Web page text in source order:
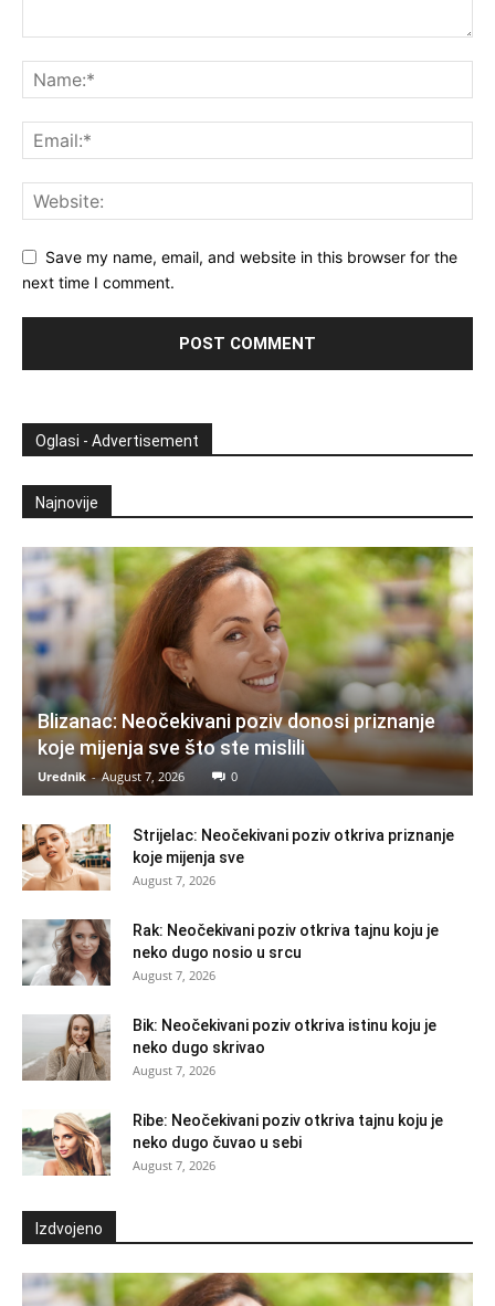
Save my name, email, and website in this browser for the
next time I comment.
Oglasi - Advertisement
Najnovije
Blizanac: Neočekivani poziv donosi priznanje
koje mijenja sve što ste mislili
Urednik - August 7, 2026 0
Strijelac: Neočekivani poziv otkriva priznanje
koje mijenja sve
August 7, 2026
Rak: Neočekivani poziv otkriva tajnu koju je
neko dugo nosio u srcu
August 7, 2026
Bik: Neočekivani poziv otkriva istinu koju je
neko dugo skrivao
August 7, 2026
Ribe: Neočekivani poziv otkriva tajnu koju je
neko dugo čuvao u sebi
August 7, 2026
Izdvojeno